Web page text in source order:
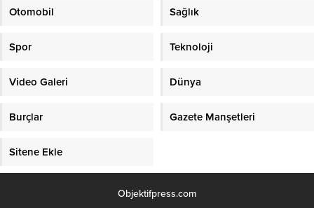
Otomobil Sağlık
Spor Teknoloji
Video Galeri Dünya
Burçlar Gazete Manşetleri
Sitene Ekle
Objektifpress.com